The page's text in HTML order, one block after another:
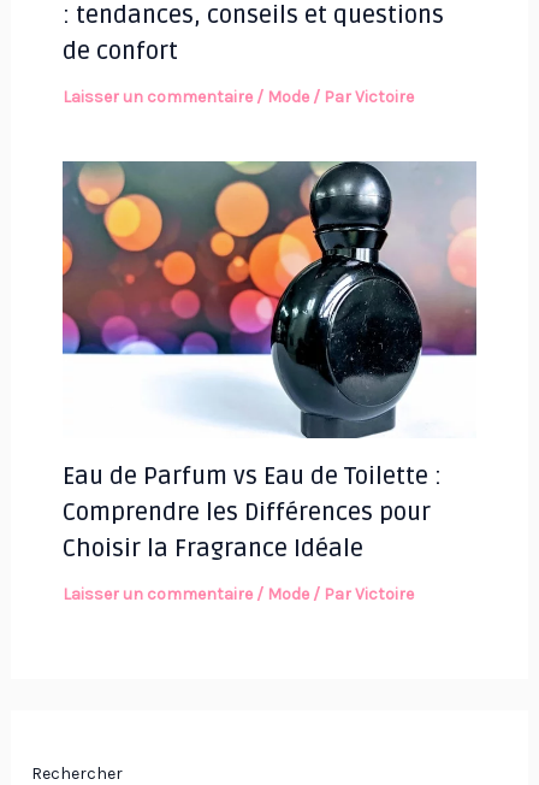
: tendances, conseils et questions
de confort
Laisser un commentaire / Mode/ ParVictoire
Eau de Parfum vs Eau de Toilette :
Comprendre les Différences pour
Choisir la Fragrance Idéale
Laisser un commentaire / Mode/ ParVictoire
Rechercher